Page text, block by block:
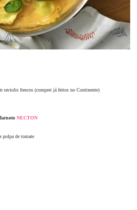
raviolis frescos (comprei já feitos no Continente)
NECTON
polpa de tomate